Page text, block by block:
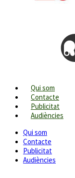
Qui som
Contacte
Publicitat
Audiències
Qui som
Contacte
Publicitat
Audiències